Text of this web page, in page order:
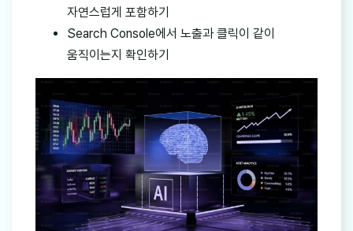
자연스럽게 포함하기
Search Console에서 노출과 클릭이 같이
움직이는지 확인하기